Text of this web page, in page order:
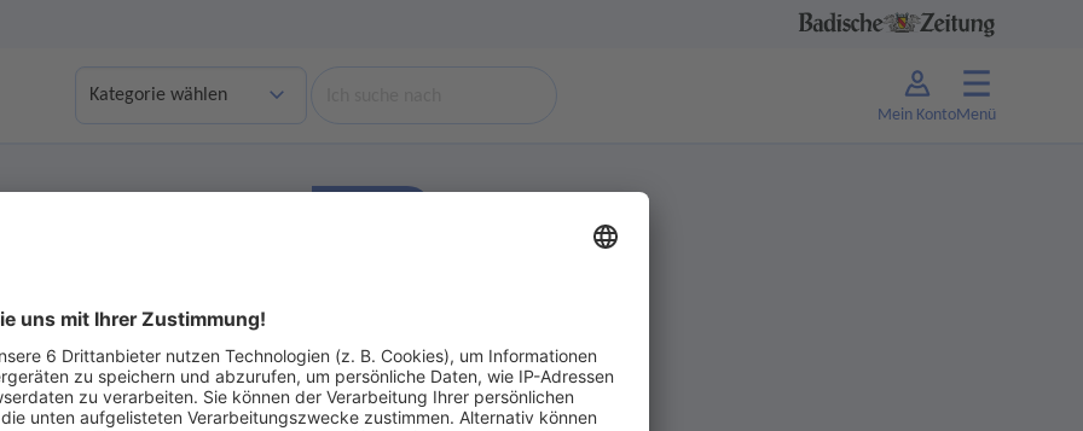
Mein KontoMenü
Angebote anzeigen Ohne Gebot